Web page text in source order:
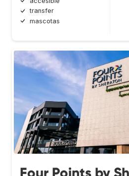
transfer
mascotas